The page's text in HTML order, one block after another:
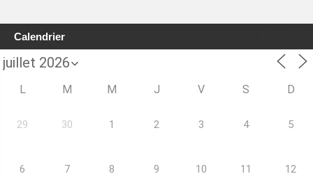
Calendrier
L M M J V S D
29 30 1 2 3 4 5
6 7 8 9 10 11 12